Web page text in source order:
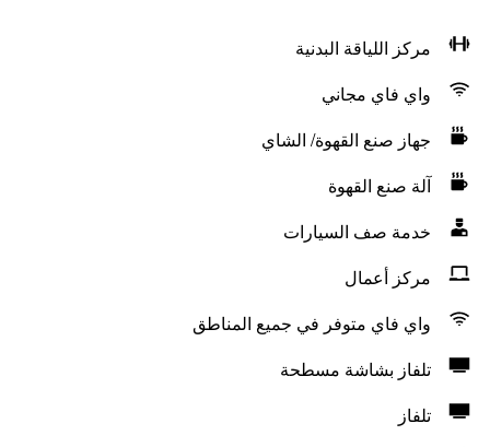
مركز اللياقة البدنية
واي فاي مجاني
جهاز صنع القهوة/ الشاي
آلة صنع القهوة
خدمة صف السيارات
مركز أعمال
واي فاي متوفر في جميع المناطق
تلفاز بشاشة مسطحة
تلفاز